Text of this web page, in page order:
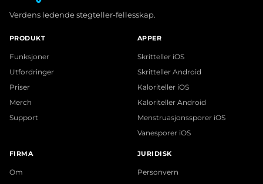
Verdens ledende stegteller-fellesskap.
PRODUKT
Funksjoner
Utfordringer
Priser
Merch
Support
APPER
Skritteller iOS
Skritteller Android
Kaloriteller iOS
Kaloriteller Android
Menstruasjonssporer iOS
Vanesporer iOS
FIRMA
Om
JURIDISK
Personvern